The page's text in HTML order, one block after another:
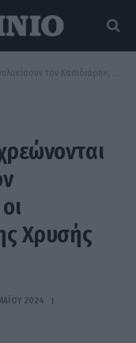
οι δικηγόροι θυμάτων της Χρυσής Αυγής
Χρυσής
2024